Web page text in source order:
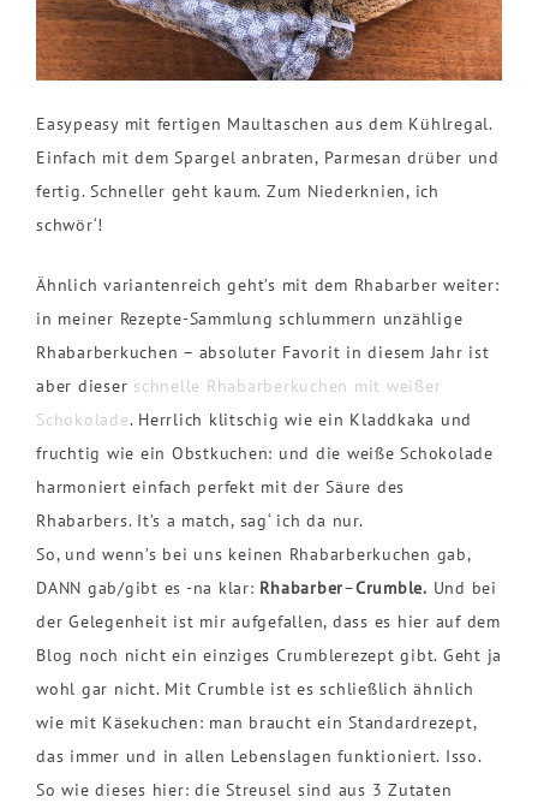
Easypeasy mit fertigen Maultaschen aus dem Kühlregal.
Einfach mit dem Spargel anbraten, Parmesan drüber und
fertig. Schneller geht kaum. Zum Niederknien, ich
schwör‘!
Ähnlich variantenreich geht’s mit dem Rhabarber weiter:
in meiner Rezepte-Sammlung schlummern unzählige
Rhabarberkuchen – absoluter Favorit in diesem Jahr ist
aber dieser schnelle Rhabarberkuchen mit weißer
Schokolade. Herrlich klitschig wie ein Kladdkaka und
fruchtig wie ein Obstkuchen: und die weiße Schokolade
harmoniert einfach perfekt mit der Säure des
Rhabarbers. It’s a match, sag‘ ich da nur.
So, und wenn’s bei uns keinen Rhabarberkuchen gab,
DANN gab/gibt es -na klar: Rhabarber–Crumble. Und bei
der Gelegenheit ist mir aufgefallen, dass es hier auf dem
Blog noch nicht ein einziges Crumblerezept gibt. Geht ja
wohl gar nicht. Mit Crumble ist es schließlich ähnlich
wie mit Käsekuchen: man braucht ein Standardrezept,
das immer und in allen Lebenslagen funktioniert. Isso.
So wie dieses hier: die Streusel sind aus 3 Zutaten